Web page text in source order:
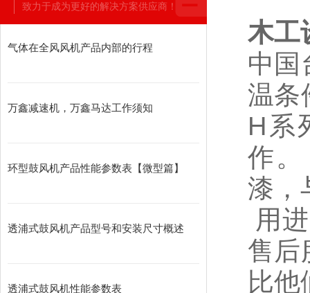
致力于成为更好的解决方案供应商！
气体在全风风机产品内部的行程
万鑫减速机，万鑫马达工作须知
环型鼓风机产品性能参数表【微型篇】
透浦式鼓风机产品型号和安装尺寸概述
透浦式鼓风机性能参数表
木工
中国
温条
H系
作
漆，
用
售后
比他